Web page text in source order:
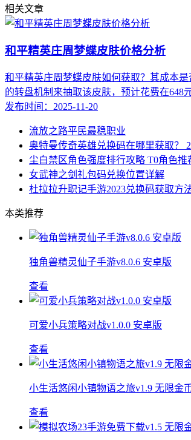
相关文章
和平精英庄周梦蝶皮肤价格分析
和平精英庄周梦蝶皮肤如何获取？其成本
的转盘机制来抽取该皮肤，预计花费在648
发布时间：2025-11-20
流放之路平民最稳职业
奥特曼传奇英雄兑换码在哪里获取？
尘白禁区角色强度排行攻略 T0角色推
女武神之剑礼包码兑换位置详解
杜拉拉升职记手游2023兑换码获取方
本类推荐
独角兽精灵仙子手游v8.0.6 安卓版
查看
可爱小兵策略对战v1.0.0 安卓版
查看
小生活悠闲小镇物语之旅v1.9 无限金
查看